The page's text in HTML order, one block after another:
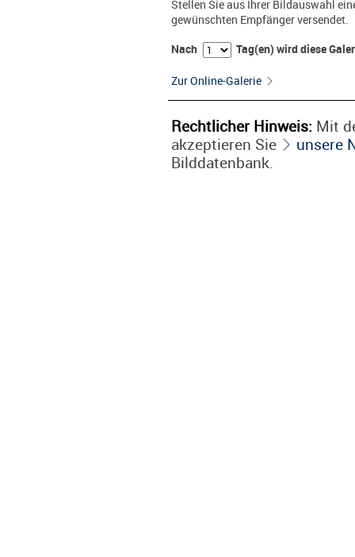
Stellen Sie aus Ihrer Bildauswahl
gewünschten Empfänger versendet.
Nach
Tag(en) wird diese
Zur Online-Galerie
Rechtlicher Hinweis: Mit
akzeptieren Sie
unsere
Bilddatenbank.